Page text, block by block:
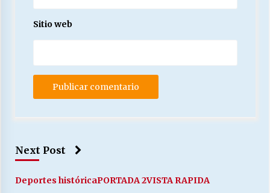
Sitio web
Next Post
Deportes históricaPORTADA 2VISTA RAPIDA